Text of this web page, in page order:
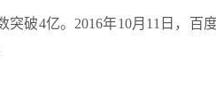
突破4亿。2016年10月11日，百